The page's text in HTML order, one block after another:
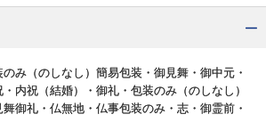
み（のしなし）簡易包装・御見舞・御中元・
内祝（結婚）・御礼・包装のみ（のしなし）
御礼・仏無地・仏事包装のみ・志・御霊前・